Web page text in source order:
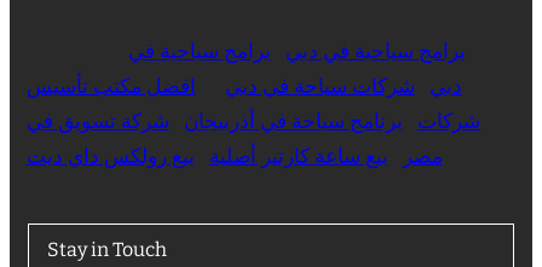
برامج سياحية في دبي
برامج سياحية في
دبي
شركات سياحة في دبي
افضل مكتب تأسيس
شركات
برنامج سياحة في أذربيجان
شركة تسويق في
مصر
بيع ساعة كارتير أصلية بيع رولكس داي ديت
Stay in Touch